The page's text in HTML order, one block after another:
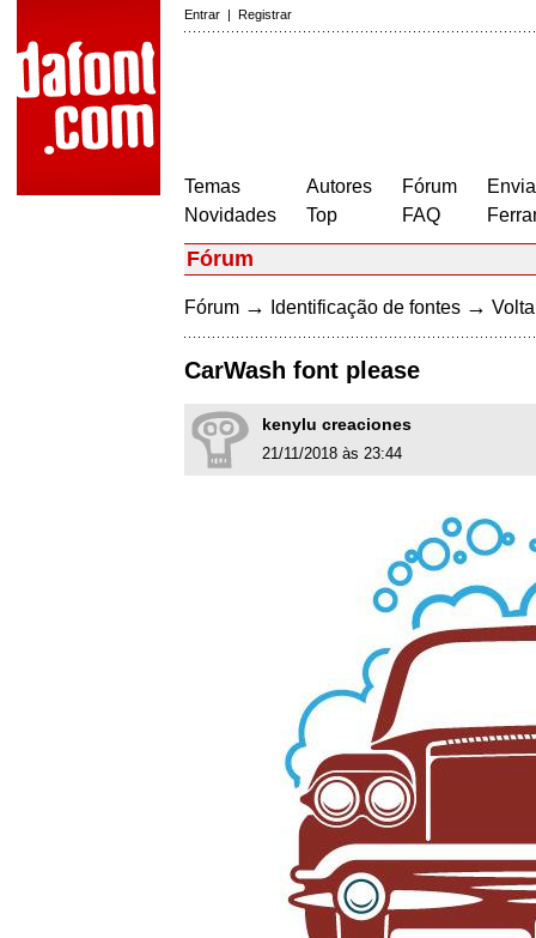
Entrar | Registrar
Temas
Novidades
Autores
Top
Fórum
FAQ
Fórum
Fórum → Identificação de fontes →
CarWash font please
kenylu creaciones
21/11/2018 às 23:44